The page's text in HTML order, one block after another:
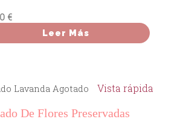
€
Leer Más
Agotado Vista rápida
De Flores Preservadas